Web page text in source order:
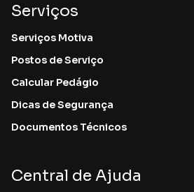
Serviços
Serviços Motiva
Postos de Serviço
Calcular Pedágio
Dicas de Segurança
Documentos Técnicos
Central de Ajuda